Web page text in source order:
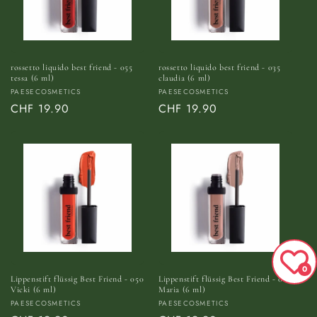
rossetto liquido best friend - 055
tessa (6 ml)
Anbieter:
PAESECOSMETICS
Normaler
CHF 19.90
rossetto liquido best friend - 035
claudia (6 ml)
Anbieter:
PAESECOSMETICS
Normaler
CHF 19.90
Lippenstift flüssig Best Friend - 050
Vicki (6 ml)
Anbieter:
PAESECOSMETICS
Lippenstift flüssig Best Friend - 010
Maria (6 ml)
Anbieter:
PAESECOSMETICS
0